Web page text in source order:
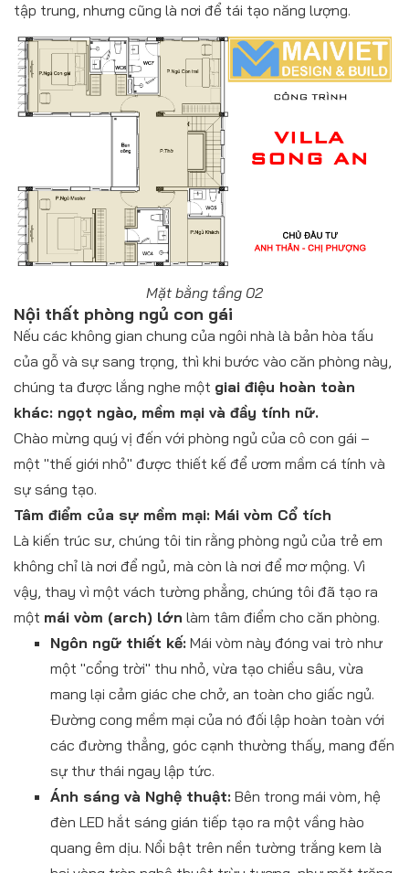
tập trung, nhưng cũng là nơi để tái tạo năng lượng.
Mặt bằng tầng 02
Nội thất phòng ngủ con gái
Nếu các không gian chung của ngôi nhà là bản hòa tấu
của gỗ và sự sang trọng, thì khi bước vào căn phòng này,
chúng ta được lắng nghe một giai điệu hoàn toàn
khác: ngọt ngào, mềm mại và đầy tính nữ.
Chào mừng quý vị đến với phòng ngủ của cô con gái –
một "thế giới nhỏ" được thiết kế để ươm mầm cá tính và
sự sáng tạo.
Tâm điểm của sự mềm mại: Mái vòm Cổ tích
Là kiến trúc sư, chúng tôi tin rằng phòng ngủ của trẻ em
không chỉ là nơi để ngủ, mà còn là nơi để mơ mộng. Vì
vậy, thay vì một vách tường phẳng, chúng tôi đã tạo ra
một mái vòm (arch) lớn làm tâm điểm cho căn phòng.
Ngôn ngữ thiết kế: Mái vòm này đóng vai trò như
một "cổng trời" thu nhỏ, vừa tạo chiều sâu, vừa
mang lại cảm giác che chở, an toàn cho giấc ngủ.
Đường cong mềm mại của nó đối lập hoàn toàn với
các đường thẳng, góc cạnh thường thấy, mang đến
sự thư thái ngay lập tức.
Ánh sáng và Nghệ thuật: Bên trong mái vòm, hệ
đèn LED hắt sáng gián tiếp tạo ra một vầng hào
quang êm dịu. Nổi bật trên nền tường trắng kem là